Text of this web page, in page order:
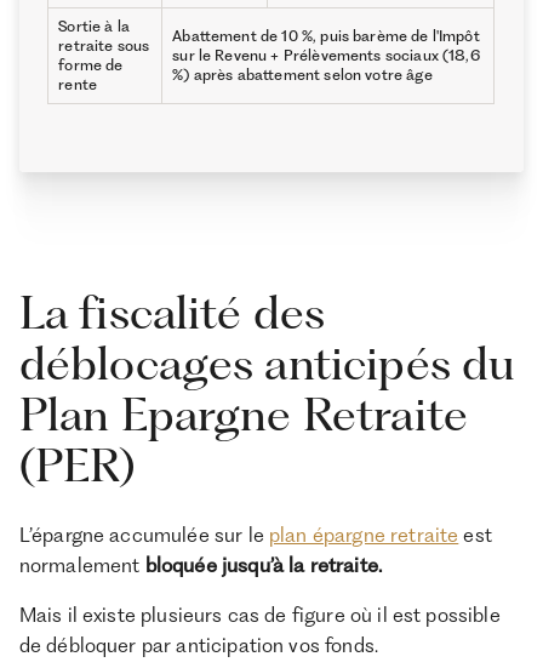
Sortie à la
retraite sous
forme de
rente
Abattement de 10 %, puis barème de l'Impôt
sur le Revenu + Prélèvements sociaux (18,6
%) après abattement selon votre âge
La fiscalité des
déblocages anticipés du
Plan Epargne Retraite
(PER)
L’épargne accumulée sur le plan épargne retraite est
normalement bloquée jusqu’à la retraite.
Mais il existe plusieurs cas de figure où il est possible
de débloquer par anticipation vos fonds.